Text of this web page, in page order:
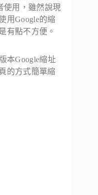
使用，雖然說現
用Google的縮
有點不方便。
本Google縮址
的方式簡單縮